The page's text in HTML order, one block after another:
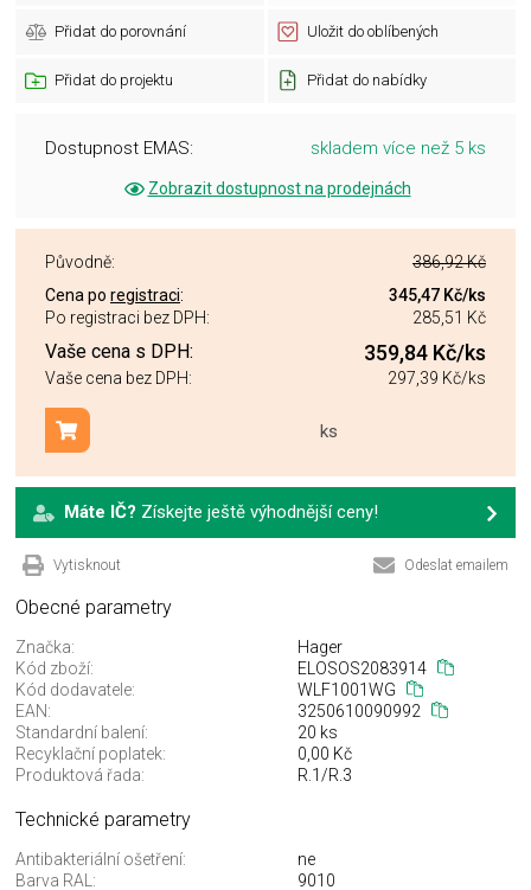
Přidat do porovnání Uložit do oblíbených
Přidat do projektu Přidat do nabídky
Dostupnost EMAS: skladem více než 5 ks
Zobrazit dostupnost na prodejnách
Původně:
386,92 Kč
Cena po registraci: 345,47 Kč/ks
Po registraci bez DPH:
285,51 Kč
Vaše cena s DPH: 359,84 Kč/ks
Vaše cena bez DPH: 297,39 Kč/ks
ks
Přidat do košíku
Máte IČ? Získejte ještě výhodnější ceny!
Vytisknout Odeslat emailem
Obecné parametry
Značka:
Hager
Kód zboží:
ELOSOS2083914
Kód dodavatele:
WLF1001WG
EAN:
3250610090992
Standardní balení:
20 ks
Recyklační poplatek:
0,00 Kč
Produktová řada:
R.1/R.3
Technické parametry
Antibakteriální ošetření:
ne
Barva RAL:
9010